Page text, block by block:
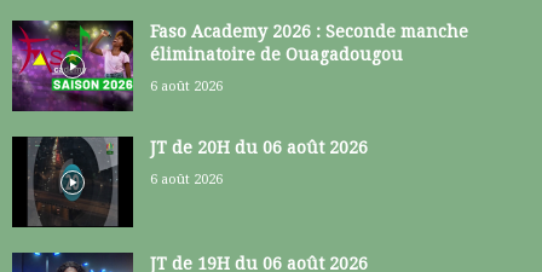
Faso Academy 2026 : Seconde manche
éliminatoire de Ouagadougou
6 août 2026
JT de 20H du 06 août 2026
6 août 2026
JT de 19H du 06 août 2026